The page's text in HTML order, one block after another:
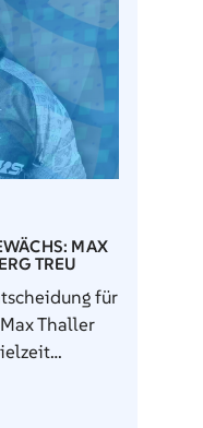
MAX
TREU
für
Thaller